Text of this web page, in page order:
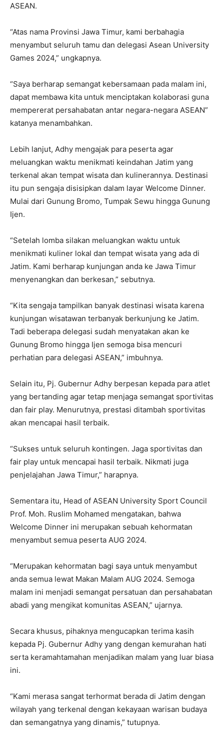
ASEAN.
“Atas nama Provinsi Jawa Timur, kami berbahagia
menyambut seluruh tamu dan delegasi Asean University
Games 2024,” ungkapnya.
“Saya berharap semangat kebersamaan pada malam ini,
dapat membawa kita untuk menciptakan kolaborasi guna
mempererat persahabatan antar negara-negara ASEAN”
katanya menambahkan.
Lebih lanjut, Adhy mengajak para peserta agar
meluangkan waktu menikmati keindahan Jatim yang
terkenal akan tempat wisata dan kulinerannya. Destinasi
itu pun sengaja disisipkan dalam layar Welcome Dinner.
Mulai dari Gunung Bromo, Tumpak Sewu hingga Gunung
Ijen.
“Setelah lomba silakan meluangkan waktu untuk
menikmati kuliner lokal dan tempat wisata yang ada di
Jatim. Kami berharap kunjungan anda ke Jawa Timur
menyenangkan dan berkesan,” sebutnya.
“Kita sengaja tampilkan banyak destinasi wisata karena
kunjungan wisatawan terbanyak berkunjung ke Jatim.
Tadi beberapa delegasi sudah menyatakan akan ke
Gunung Bromo hingga Ijen semoga bisa mencuri
perhatian para delegasi ASEAN,” imbuhnya.
Selain itu, Pj. Gubernur Adhy berpesan kepada para atlet
yang bertanding agar tetap menjaga semangat sportivitas
dan fair play. Menurutnya, prestasi ditambah sportivitas
akan mencapai hasil terbaik.
“Sukses untuk seluruh kontingen. Jaga sportivitas dan
fair play untuk mencapai hasil terbaik. Nikmati juga
penjelajahan Jawa Timur,” harapnya.
Sementara itu, Head of ASEAN University Sport Council
Prof. Moh. Ruslim Mohamed mengatakan, bahwa
Welcome Dinner ini merupakan sebuah kehormatan
menyambut semua peserta AUG 2024.
“Merupakan kehormatan bagi saya untuk menyambut
anda semua lewat Makan Malam AUG 2024. Semoga
malam ini menjadi semangat persatuan dan persahabatan
abadi yang mengikat komunitas ASEAN,” ujarnya.
Secara khusus, pihaknya mengucapkan terima kasih
kepada Pj. Gubernur Adhy yang dengan kemurahan hati
serta keramahtamahan menjadikan malam yang luar biasa
ini.
“Kami merasa sangat terhormat berada di Jatim dengan
wilayah yang terkenal dengan kekayaan warisan budaya
dan semangatnya yang dinamis,” tutupnya.